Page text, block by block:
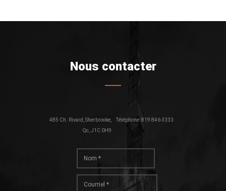
Nous contacter
Téléphone: 819 846-3333
485 Ch. Rivard, Sherbrooke,
Qc, J1C 0H9